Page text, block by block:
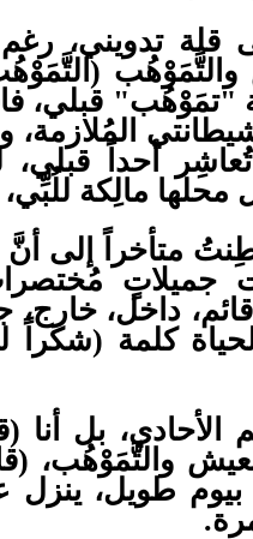
تدويني، رغم
والتَّمَوْهُب
"تمَوْهُب" قبلي،
أحداً قبلي،
محلها مالِكة
متأخراً إلى
جميلاتٍ
داخل، خارج،
كلمة
بل أنا
العيش
بيوم طويل،